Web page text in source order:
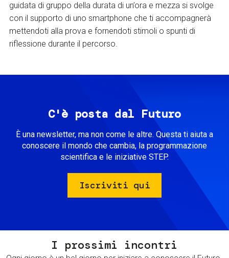
guidata di gruppo della durata di un’ora e mezza si svolge
con il supporto di uno smartphone che ti accompagnerà
mettendoti alla prova e fornendoti stimoli o spunti di
riflessione durante il percorso.
C'è posta dal Futuro
È una newsletter, ma non come le altre. Questa ti aiuta a
conoscere il mondo che cambia, la programmazione
scientifica e le iniziative STEP.
Iscriviti qui
I prossimi incontri